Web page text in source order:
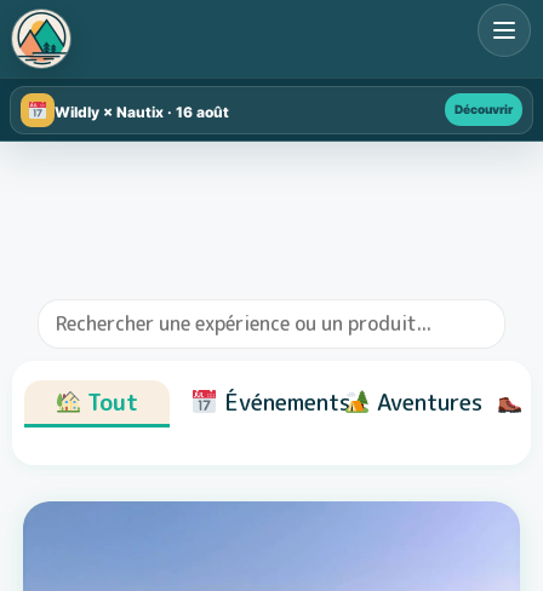
Wildly × Nautix · 16 août Découvrir
Tout Événements Aventures